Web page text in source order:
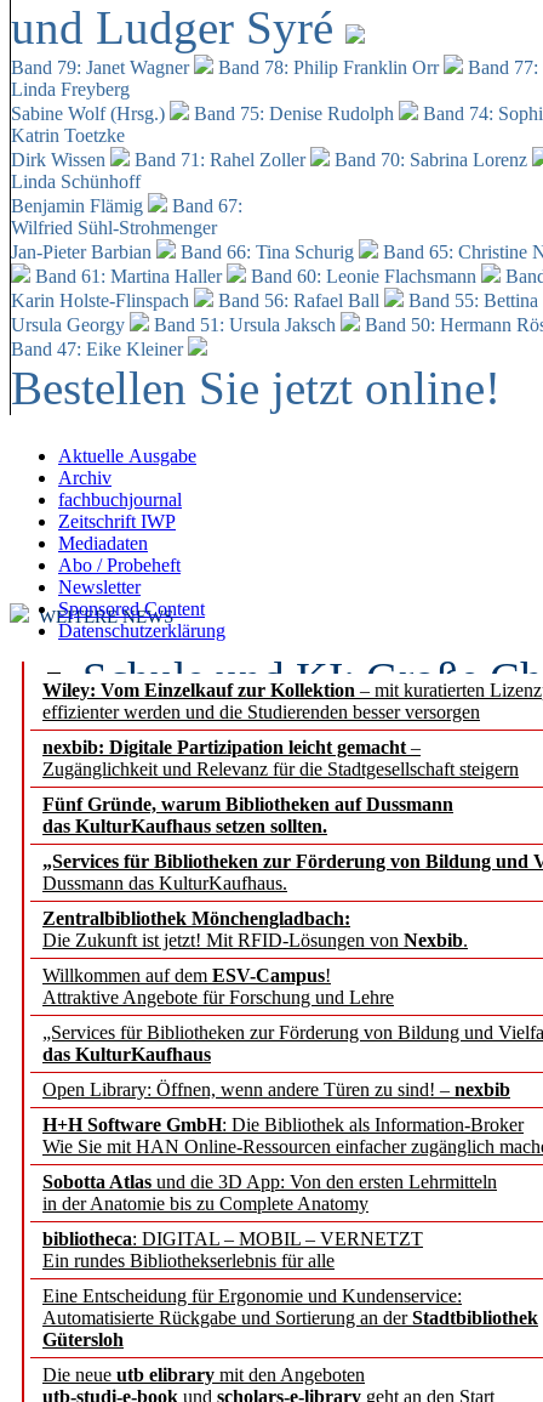
und Ludger Syré
Band 79: Janet Wagner Band 78: Philip Franklin Orr
Band
Linda Freyberg
Sabine Wolf (Hrsg.)
Band 75: Denise Rudolph
Band 74:
Katrin Toetzke
Dirk Wissen
Band 71: Rahel Zoller
Band 70: Sabrina Lorenz
Linda Schünhoff
Benjamin Flämig
Band 67:
Wilfried Sühl-Strohmenger
Jan-Pieter Barbian
Band 66: Tina Schurig
Band 65: Christine
Band 61: Martina Haller
Band 60: Leonie Flachsmann
Karin Holste-Flinspach
Band 56: Rafael Ball
Band 55:
Ursula Georgy
Band 51: Ursula Jaksch Band 50: Hermann
Band 47: Eike Kleiner
Bestellen Sie jetzt online!
Aktuelle Ausgabe
Archiv
fachbuchjournal
Zeitschrift IWP
Mediadaten
Abo / Probeheft
Newsletter
Sponsored Content
Datenschutzerklärung
Wiley: Vom Einzelkauf zur Kollektion – mit kuratierten
effizienter werden und die Studierenden besser versorgen
nexbib: Digitale Partizipation leicht gemacht –
Zugänglichkeit und Relevanz für die Stadtgesellschaft steigern
Fünf Gründe, warum Bibliotheken auf Dussmann
das KulturKaufhaus setzen sollten.
„Services für Bibliotheken zur Förderung von Bildung und
Dussmann das KulturKaufhaus.
Zentralbibliothek Mönchengladbach:
Die Zukunft ist jetzt! Mit RFID-Lösungen von Nexbib.
Willkommen auf dem ESV-Campus!
Attraktive Angebote für Forschung und Lehre
„Services für Bibliotheken zur Förderung von Bildung und
das KulturKaufhaus
Open Library: Öffnen, wenn andere Türen zu sind! – nexbib
H+H Software GmbH: Die Bibliothek als Information-Broker
Wie Sie mit HAN Online-Ressourcen einfacher zugänglich
Sobotta Atlas und die 3D App: Von den ersten Lehrmitteln
in der Anatomie bis zu Complete Anatomy
bibliotheca: DIGITAL – MOBIL – VERNETZT
Ein rundes Bibliothekserlebnis für alle
Eine Entscheidung für Ergonomie und Kundenservice:
Automatisierte Rückgabe und Sortierung an derStadtbibliothek
Gütersloh
Die neue utb elibrary mit den Angeboten
utb-studi-e-book und scholars-e-library geht an den Start
WEITERE NEWS
Schule und KI: Große
Voraussetzungen
Erfolgreiches erstes
Segment Research –
angepasst
konstruktiv!
Mohr Siebeck
und die Zeitschrift für
Francke Attempto
EBSCO Information
Recherchefunktionen in
Sorbisches Institut neu
Geschichte und